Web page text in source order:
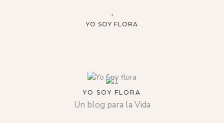
YO SOY FLORA
YO SOY FLORA
Un blog para la Vida